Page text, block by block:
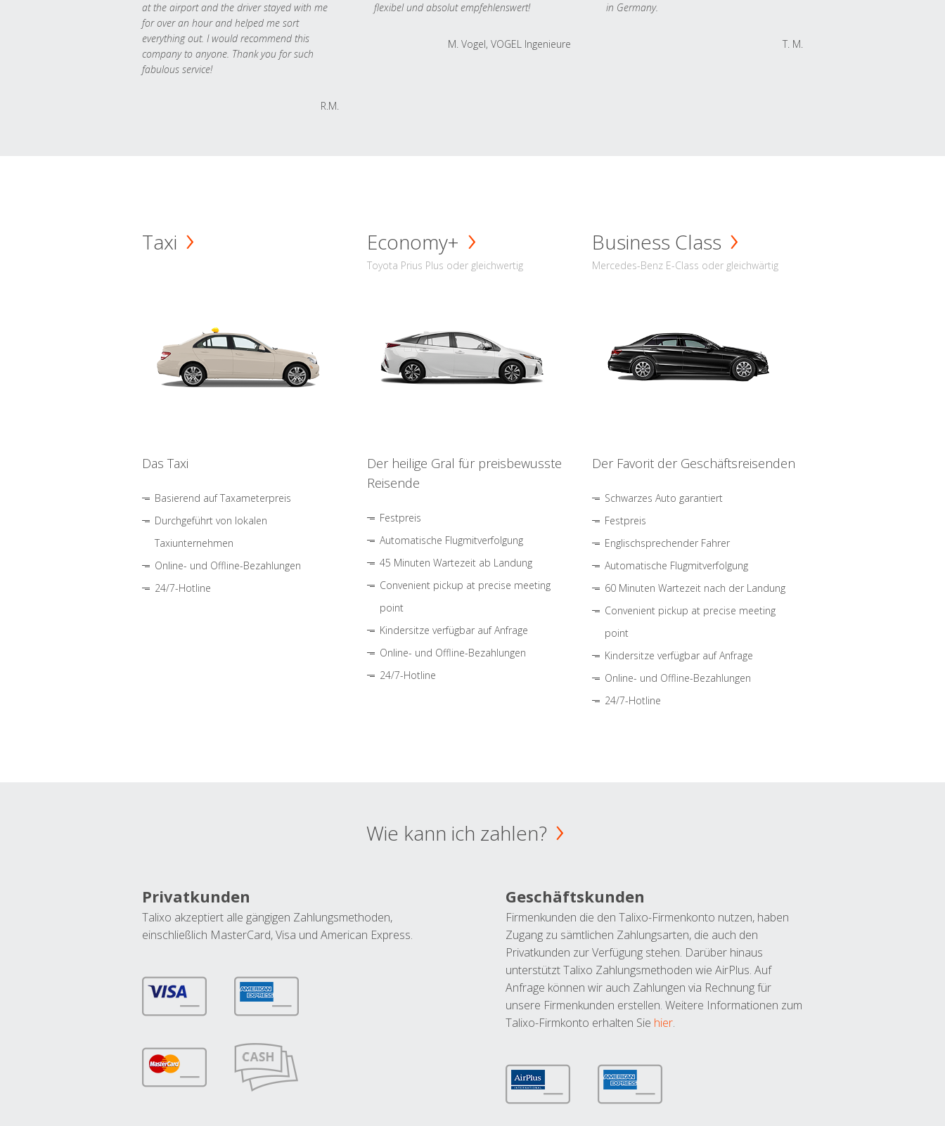
at the airport and the driver stayed with me
for over an hour and helped me sort
everything out. I would recommend this
company to anyone. Thank you for such
fabulous service!
R.M.
flexibel und absolut empfehlenswert!
M. Vogel, VOGEL Ingenieure
in Germany.
T. M.
Taxi
Das Taxi
Basierend auf Taxameterpreis
Durchgeführt von lokalen
Taxiunternehmen
Online- und Offline-Bezahlungen
24/7-Hotline
Economy+
Toyota Prius Plus oder gleichwertig
Der heilige Gral für preisbewusste
Reisende
Festpreis
Automatische Flugmitverfolgung
45 Minuten Wartezeit ab Landung
Convenient pickup at precise meeting
point
Kindersitze verfügbar auf Anfrage
Online- und Offline-Bezahlungen
24/7-Hotline
Business Class
Mercedes-Benz E-Class oder gleichwärtig
Der Favorit der Geschäftsreisenden
Schwarzes Auto garantiert
Festpreis
Englischsprechender Fahrer
Automatische Flugmitverfolgung
60 Minuten Wartezeit nach der Landung
Convenient pickup at precise meeting
point
Kindersitze verfügbar auf Anfrage
Online- und Offline-Bezahlungen
24/7-Hotline
Wie kann ich zahlen?
Privatkunden
Talixo akzeptiert alle gängigen Zahlungsmethoden,
einschließlich MasterCard, Visa und American Express.
Geschäftskunden
Firmenkunden die den Talixo-Firmenkonto nutzen, haben
Zugang zu sämtlichen Zahlungsarten, die auch den
Privatkunden zur Verfügung stehen. Darüber hinaus
unterstützt Talixo Zahlungsmethoden wie AirPlus. Auf
Anfrage können wir auch Zahlungen via Rechnung für
unsere Firmenkunden erstellen. Weitere Informationen zum
Talixo-Firmkonto erhalten Sie hier.